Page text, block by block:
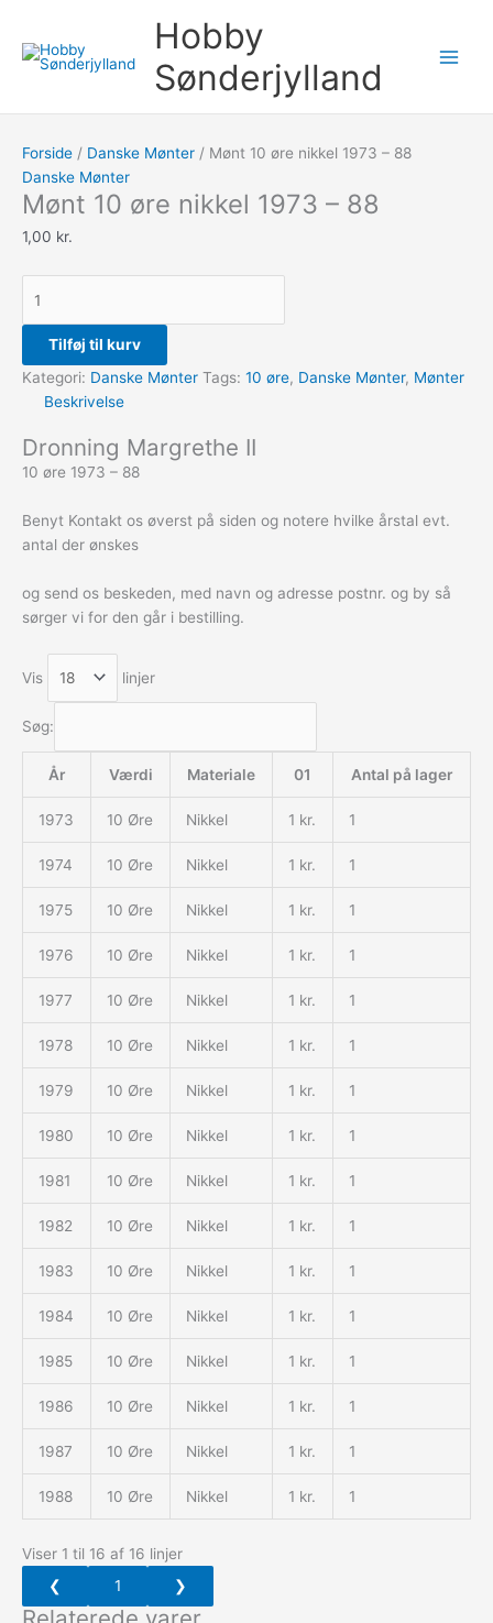
indholdet
Hobby
Sønderjylland
Forside / Danske Mønter / Mønt 10 øre nikkel 1973 – 88
Danske Mønter
Mønt 10 øre nikkel 1973 – 88
1,00 kr.
øre
88
antal
Tilføj til kurv
Kategori: Danske Mønter Tags: 10 øre, Danske Mønter, Mønter
Beskrivelse
Dronning Margrethe II
10 øre 1973 – 88
Benyt Kontakt os øverst på siden og notere hvilke årstal evt.
antal der ønskes
og send os beskeden, med navn og adresse postnr. og by så
sørger vi for den går i bestilling.
Vis linjer
Søg:
År Værdi Materiale 01 Antal på lager
1973 10 Øre Nikkel 1 kr. 1
1974 10 Øre Nikkel 1 kr. 1
1975 10 Øre Nikkel 1 kr. 1
1976 10 Øre Nikkel 1 kr. 1
1977 10 Øre Nikkel 1 kr. 1
1978 10 Øre Nikkel 1 kr. 1
1979 10 Øre Nikkel 1 kr. 1
1980 10 Øre Nikkel 1 kr. 1
1981 10 Øre Nikkel 1 kr. 1
1982 10 Øre Nikkel 1 kr. 1
1983 10 Øre Nikkel 1 kr. 1
1984 10 Øre Nikkel 1 kr. 1
1985 10 Øre Nikkel 1 kr. 1
1986 10 Øre Nikkel 1 kr. 1
1987 10 Øre Nikkel 1 kr. 1
1988 10 Øre Nikkel 1 kr. 1
Viser 1 til 16 af 16 linjer
❮
1 ❯